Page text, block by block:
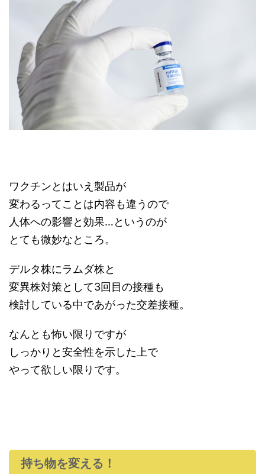
ワクチンとはいえ製品が
変わるってことは内容も違うので
人体への影響と効果…というのが
とても微妙なところ。
デルタ株にラムダ株と
変異株対策として3回目の接種も
検討している中であがった交差接種。
なんとも怖い限りですが
しっかりと安全性を示した上で
やって欲しい限りです。
持ち物を変える！